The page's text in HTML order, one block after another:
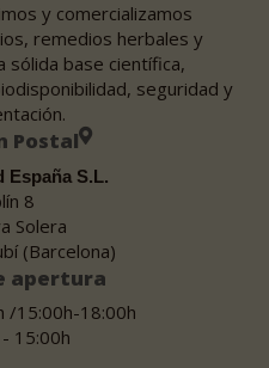
y comercializamos
remedios herbales y
sólida base científica,
seguridad y
Postal
España S.L.
8
Solera
(Barcelona)
apertura
/15:00h-18:00h
15:00h